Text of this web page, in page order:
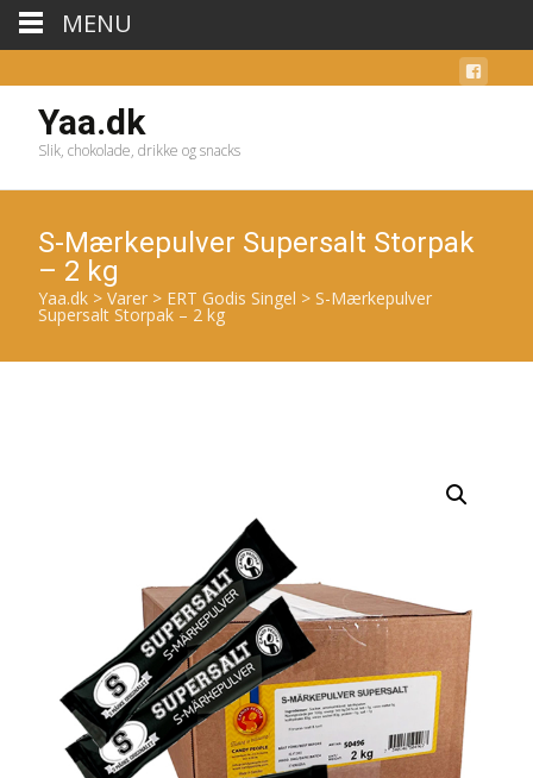
Yaa.dk
Slik, chokolade, drikke og snacks
S-Mærkepulver Supersalt Storpak
– 2 kg
Yaa.dk > Varer > ERT Godis Singel > S-Mærkepulver
Supersalt Storpak – 2 kg
MENU